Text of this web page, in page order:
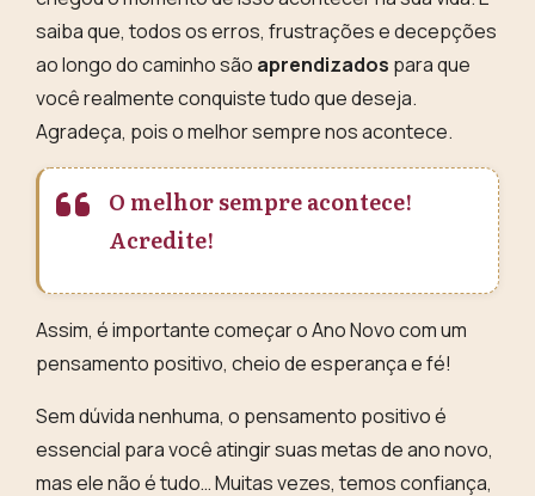
saiba que, todos os erros, frustrações e decepções
ao longo do caminho são aprendizados para que
você realmente conquiste tudo que deseja.
Agradeça, pois o melhor sempre nos acontece.
O melhor sempre acontece!
Acredite!
Assim, é importante começar o Ano Novo com um
pensamento positivo, cheio de esperança e fé!
Sem dúvida nenhuma, o pensamento positivo é
essencial para você atingir suas metas de ano novo,
mas ele não é tudo… Muitas vezes, temos confiança,